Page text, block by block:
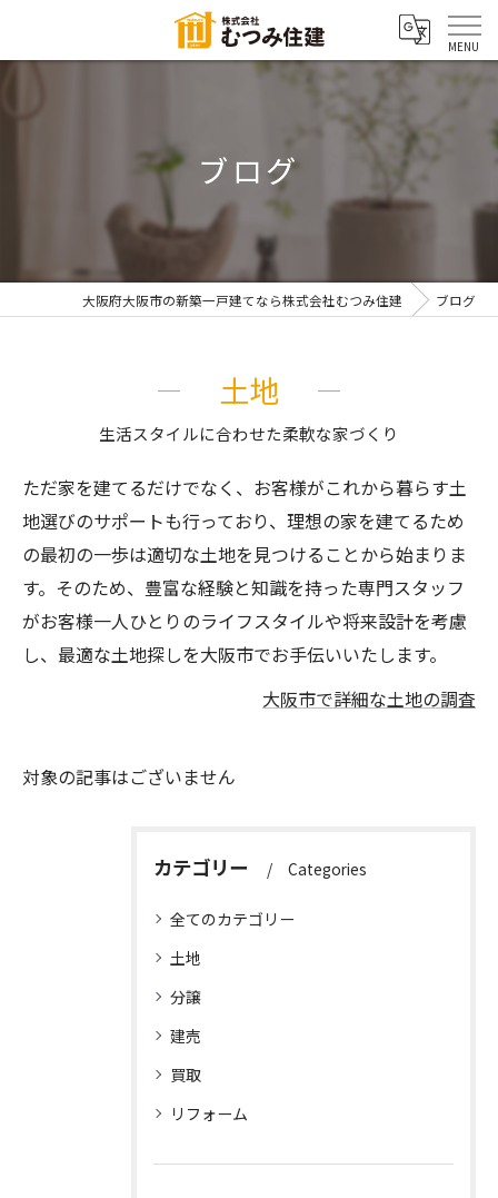
ブログ
大阪府大阪市の新築一戸建てなら株式会社むつみ住建 ブログ
土地
生活スタイルに合わせた柔軟な家づくり
ただ家を建てるだけでなく、お客様がこれから暮らす土
地選びのサポートも行っており、理想の家を建てるため
の最初の一歩は適切な土地を見つけることから始まりま
す。そのため、豊富な経験と知識を持った専門スタッフ
がお客様一人ひとりのライフスタイルや将来設計を考慮
し、最適な土地探しを大阪市でお手伝いいたします。
大阪市で詳細な土地の調査
対象の記事はございません
カテゴリー Categories
全てのカテゴリー
土地
分譲
建売
買取
リフォーム